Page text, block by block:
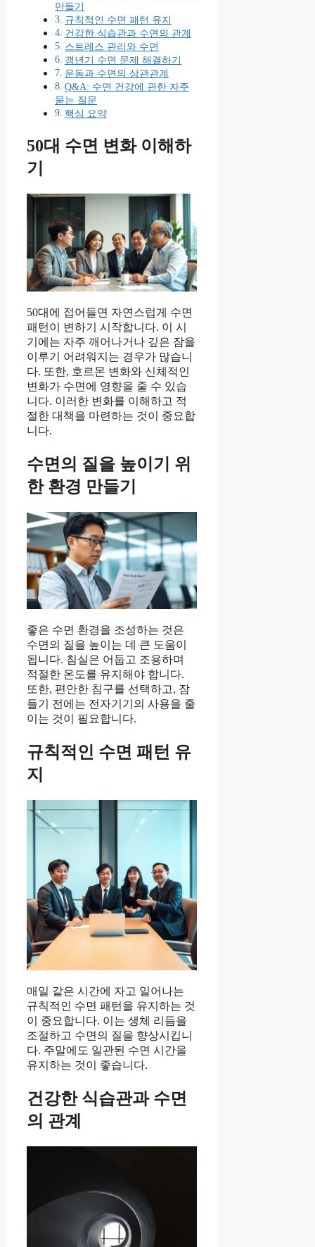
만들기
규칙적인 수면 패턴 유지
건강한 식습관과 수면의 관계
스트레스 관리와 수면
갱년기 수면 문제 해결하기
운동과 수면의 상관관계
Q&A: 수면 건강에 관한 자주
묻는 질문
핵심 요약
50대 수면 변화 이해하
기
50대에 접어들면 자연스럽게 수면
패턴이 변하기 시작합니다. 이 시
기에는 자주 깨어나거나 깊은 잠을
이루기 어려워지는 경우가 많습니
다. 또한, 호르몬 변화와 신체적인
변화가 수면에 영향을 줄 수 있습
니다. 이러한 변화를 이해하고 적
절한 대책을 마련하는 것이 중요합
니다.
수면의 질을 높이기 위
한 환경 만들기
좋은 수면 환경을 조성하는 것은
수면의 질을 높이는 데 큰 도움이
됩니다. 침실은 어둡고 조용하며
적절한 온도를 유지해야 합니다.
또한, 편안한 침구를 선택하고, 잠
들기 전에는 전자기기의 사용을 줄
이는 것이 필요합니다.
규칙적인 수면 패턴 유
지
매일 같은 시간에 자고 일어나는
규칙적인 수면 패턴을 유지하는 것
이 중요합니다. 이는 생체 리듬을
조절하고 수면의 질을 향상시킵니
다. 주말에도 일관된 수면 시간을
유지하는 것이 좋습니다.
건강한 식습관과 수면
의 관계